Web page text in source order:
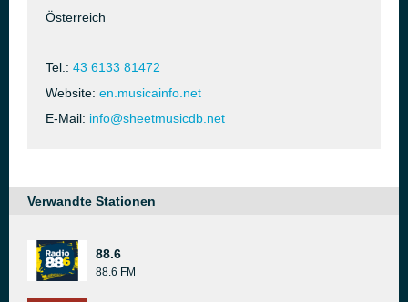
Österreich
Tel.: 43 6133 81472
Website: en.musicainfo.net
E-Mail: info@sheetmusicdb.net
Verwandte Stationen
88.6
88.6 FM